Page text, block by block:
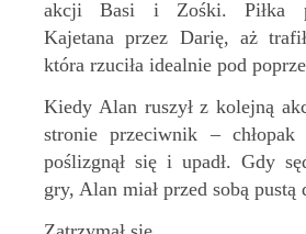
akcji Basi i Zośki. Piłka
Kajetana przez Darię, aż
która rzuciła idealnie pod
Kiedy Alan ruszył z kolejną
stronie przeciwnik –
poślizgnął się i upadł. Gdy
gry, Alan miał przed sobą